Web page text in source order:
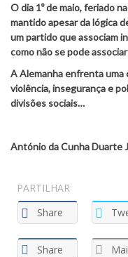
O dia 1º de maio, feriado
mantido apesar da lógica
um partido que associam
como não se pode
A Alemanha enfrenta uma
violência, insegurança e
divisões sociais…
António da Cunha Duarte
PARTILHAR
Share
Share